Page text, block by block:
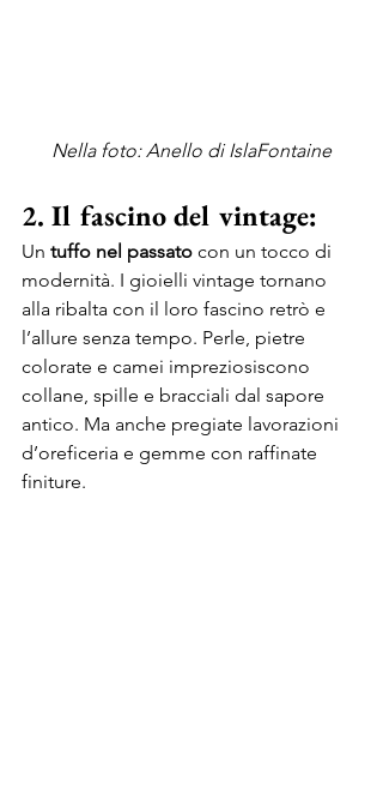
Nella foto: Anello di IslaFontaine
2. Il fascino del vintage:
Un tuffo nel passato con un tocco di
modernità. I gioielli vintage tornano
alla ribalta con il loro fascino retrò e
l’allure senza tempo. Perle, pietre
colorate e camei impreziosiscono
collane, spille e bracciali dal sapore
antico. Ma anche pregiate lavorazioni
d’oreficeria e gemme con raffinate
finiture.